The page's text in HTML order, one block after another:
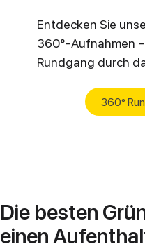
Entdecken Sie
360°-Aufnahmen
Rundgang durch
360°
Die besten
einen